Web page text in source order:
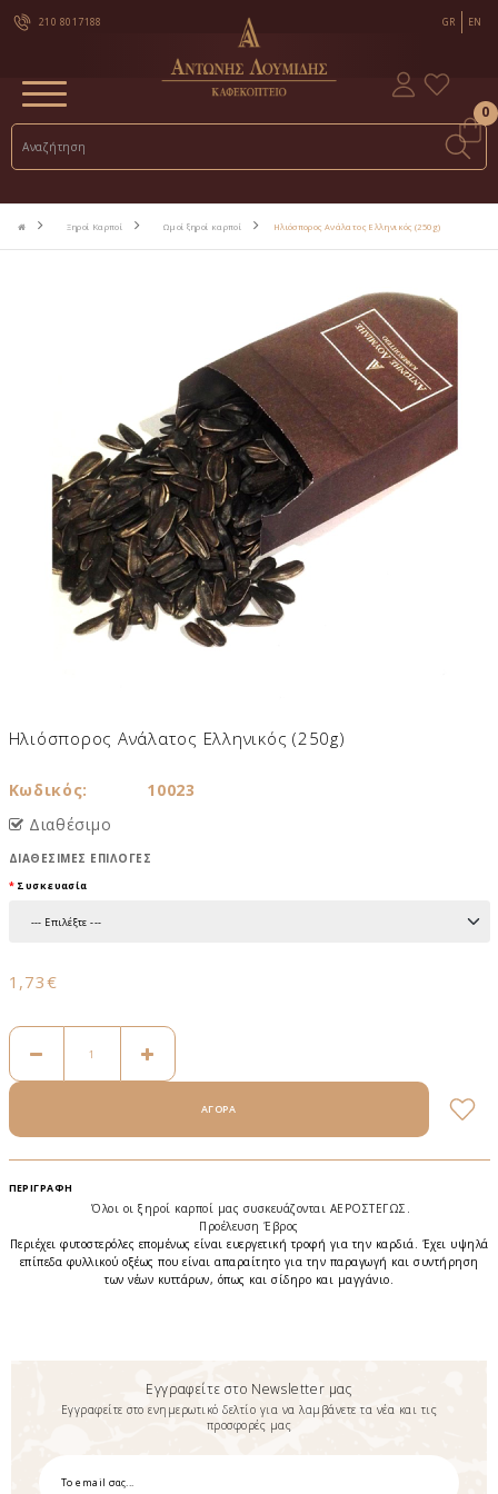
210 8017188 GR EN
0
Ξηροί Καρποί Ωμοί ξηροί καρποί Ηλιόσπορος Ανάλατος Ελληνικός (250g)
Ηλιόσπορος Ανάλατος Ελληνικός (250g)
Κωδικός:
10023
Διαθέσιμο
ΔΙΑΘΈΣΙΜΕΣ ΕΠΙΛΟΓΈΣ
Συσκευασία
1,73€
ΠΕΡΙΓΡΑΦΉ
Όλοι οιξηροί καρποί μας συσκευάζονται ΑΕΡΟΣΤΕΓΩΣ.
Προέλευση Έβρος
Περιέχει φυτοστερόλες επομένως είναι ευεργετική τροφή για την καρδιά. Έχει υψηλά
επίπεδα φυλλικού οξέως που είναι απαραίτητο για την παραγωγή και συντήρηση
των νέων κυττάρων, όπως και σίδηρο και μαγγάνιο.
Εγγραφείτε στο Newsletter μας
Εγγραφείτε στο ενημερωτικό δελτίο για να λαμβάνετε τα νέα και τις
προσφορές μας